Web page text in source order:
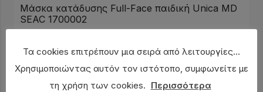
Μάσκα κατάδυσης Full-Face παιδική Unica MD
SEAC 1700002
Τα cookies επιτρέπουν μια σειρά από λειτουργίες...
Χρησιμοποιώντας αυτόν τον ιστότοπο, συμφωνείτε με
τη χρήση των cookies. Περισσότερα